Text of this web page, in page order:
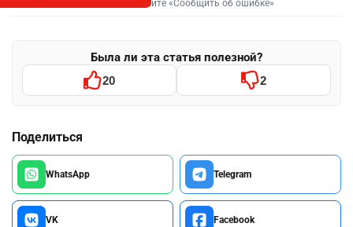
Выделите фрагмент и нажмите «Сообщить об ошибке»
Была ли эта статья полезной?
20 2
Поделиться
WhatsApp Telegram
VK Facebook